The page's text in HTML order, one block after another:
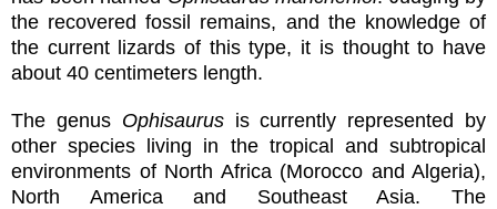
the recovered fossil remains, and the knowledge of
the current lizards of this type, it is thought to have
about 40 centimeters length.
The genus Ophisaurusis currently represented by
other species living in the tropical and subtropical
environments of North Africa (Morocco and Algeria),
North America and Southeast Asia. The